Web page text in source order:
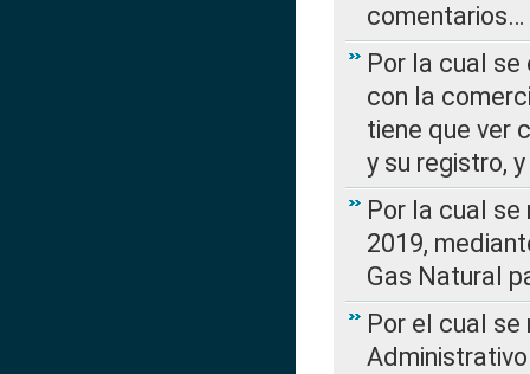
comentarios…
Por la cual
con la
tiene que ver
y su registro,
Por la cual
2019,
Gas Natural
Por el cual